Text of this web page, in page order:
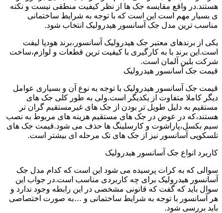
هستند.در واقع مقایسه جک ها از نظر کیفیت منطقی نیست و نکته
ی بسیار مهم است این است که با توجه به شرایط ساختمانی
مناسب ترین مدل جک آسانسور هیدرولیک انتخاب شود.
یکی از برندهای معتبر جک هیدرولیک آسانسور،برند هودپا لیفت
است.این برند با به کارگیری با کیفیت ترین قطعات و لوازم،ساخت
شرکت بلین آلمان است.
قیمت جک آسانسور هیدرولیک
قیمت جک آسانسور هیدرولیک با توجه به نوع آن و بسیاری عوامل
دیگر کاملا متفاوت از یکدیگر است.ولی به طور کلی جک های
مستقیم به دلیل طویل تر بودن از جک های غیرمستقیم گران تر
هستند،که در عوض در جک های مستقیم هزینه های مربوط به نصب
سیم بکسل،پاراشوت و کارسلینگ ها حذف می شود.قیمت جک های
تلسکوپی آسانسور نیز از جک های تک مرحله ای بیشتر است.
کاربرد انواع جک آسانسور هیدرولیک
سوالی که به کرات پرسیده می شود این است که کدام مدل جک
آسانسور هیدرولیک برای چه کاربردی مناسب است.در جواب این
سوال باید که گفت که قانونی مشخصی در این رابطه وجود ندارد و
هر آسانسور با توجه به شرایط ساختمانی و …به صورت اختصاصی
باید بررسی شود.